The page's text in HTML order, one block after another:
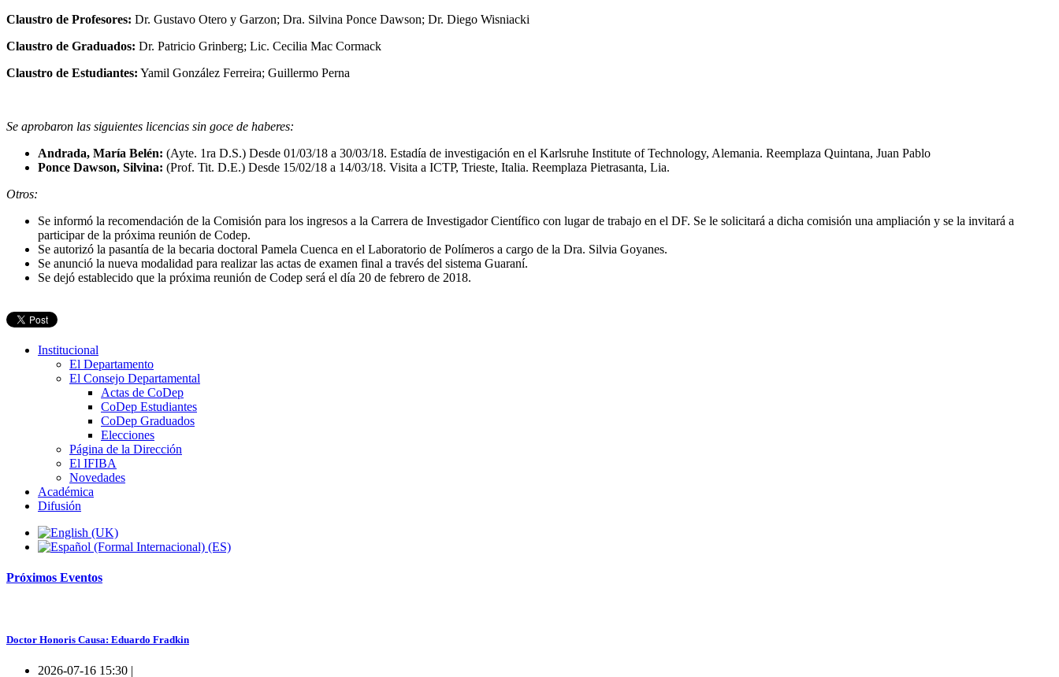
Claustro de Profesores: Dr. Gustavo Otero y Garzon; Dra. Silvina Ponce Dawson; Dr. Diego Wisniacki
Claustro de Graduados: Dr. Patricio Grinberg; Lic. Cecilia Mac Cormack
Claustro de Estudiantes: Yamil González Ferreira; Guillermo Perna
Se aprobaron las siguientes licencias sin goce de haberes:
Andrada, María Belén: (Ayte. 1ra D.S.) Desde 01/03/18 a 30/03/18. Estadía de investigación en el Karlsruhe Institute of Technology, Alemania. Reemplaza Quintana, Juan Pablo
Ponce Dawson, Silvina: (Prof. Tit. D.E.) Desde 15/02/18 a 14/03/18. Visita a ICTP, Trieste, Italia. Reemplaza Pietrasanta, Lia.
Otros:
Se informó la recomendación de la Comisión para los ingresos a la Carrera de Investigador Científico con lugar de trabajo en el DF. Se le solicitará a dicha comisión una ampliación y se la invitará a
participar de la próxima reunión de Codep.
Se autorizó la pasantía de la becaria doctoral Pamela Cuenca en el Laboratorio de Polímeros a cargo de la Dra. Silvia Goyanes.
Se anunció la nueva modalidad para realizar las actas de examen final a través del sistema Guaraní.
Se dejó establecido que la próxima reunión de Codep será el día 20 de febrero de 2018.
Institucional
El Departamento
El Consejo Departamental
Actas de CoDep
CoDep Estudiantes
CoDep Graduados
Elecciones
Página de la Dirección
El IFIBA
Novedades
Académica
Difusión
Próximos Eventos
Doctor Honoris Causa: Eduardo Fradkin
2026-07-16 15:30 |